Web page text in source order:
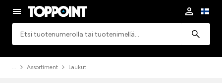
Assortiment Laukut